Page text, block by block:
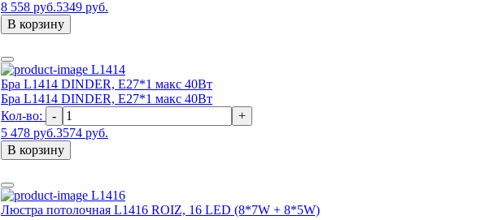
8 558 руб.5349 руб.
В корзину
L1414
Бра L1414 DINDER, Е27*1 макс 40Вт
Бра L1414 DINDER, Е27*1 макс 40Вт
Кол-во:
-
+
5 478 руб.3574 руб.
В корзину
L1416
Люстра потолочная L1416 ROIZ, 16 LED (8*7W + 8*5W)